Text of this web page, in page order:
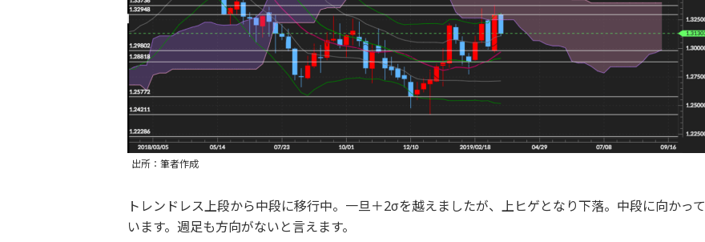
出所：筆者作成
トレンドレス上段から中段に移行中。一旦＋2σを越えましたが、上ヒゲとなり下落。中段に向かって
います。週足も方向がないと言えます。